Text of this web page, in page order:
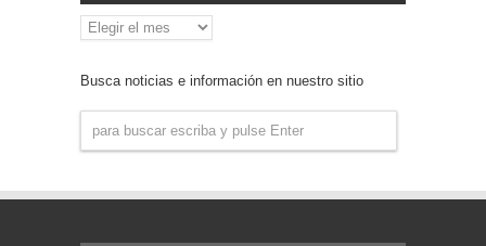
Archivo
de
Busca noticias e información en nuestro sitio